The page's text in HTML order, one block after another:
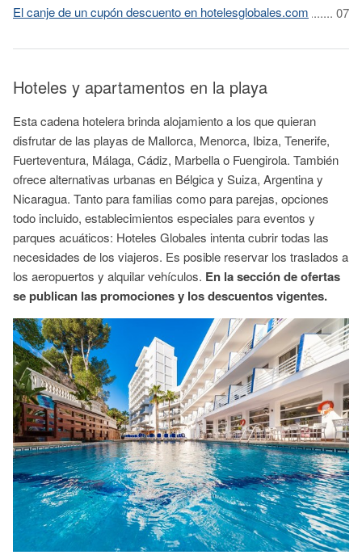
El canje de un cupón descuento en hotelesglobales.com
Hoteles y apartamentos en la playa
Esta cadena hotelera brinda alojamiento a los que quieran
disfrutar de las playas de Mallorca, Menorca, Ibiza, Tenerife,
Fuerteventura, Málaga, Cádiz, Marbella o Fuengirola. También
ofrece alternativas urbanas en Bélgica y Suiza, Argentina y
Nicaragua. Tanto para familias como para parejas, opciones
todo incluido, establecimientos especiales para eventos y
parques acuáticos: Hoteles Globales intenta cubrir todas las
necesidades de los viajeros. Es posible reservar los traslados a
los aeropuertos y alquilar vehículos. En la sección de ofertas
se publican las promociones y los descuentos vigentes.